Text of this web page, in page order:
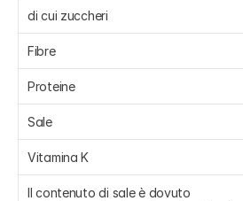
di cui zuccheri
Fibre
Proteine
Sale
Vitamina K
Il contenuto di sale è dovuto